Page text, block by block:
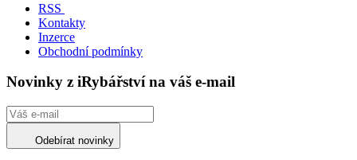
RSS
Kontakty
Inzerce
Obchodní podmínky
Novinky z iRybářství na váš e-mail
Odebírat novinky